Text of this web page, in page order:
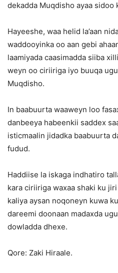
dekadda Muqdisho ayaa sidoo
Hayeeshe, waa helid la’aan
waddooyinka oo aan gebi
laamiyada caasimadda siiba
weyn oo ciriiriga iyo buuqa
Muqdisho.
In baabuurta waaweyn loo
danbeeya habeenkii saddex
isticmaalin jidadka baabuurta
fudud.
Haddiise la iskaga indhatiro
kara ciriiriga waxaa shaki ku
kaliya aysan noqoneyn kuwa
dareemi doonaan madaxda
dowladda dhexe.
Qore: Zaki Hiraale.